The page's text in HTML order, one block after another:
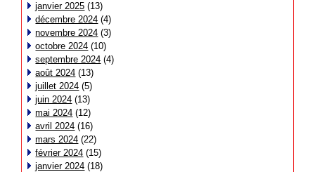
janvier 2025 (13)
décembre 2024 (4)
novembre 2024 (3)
octobre 2024 (10)
septembre 2024 (4)
août 2024 (13)
juillet 2024 (5)
juin 2024 (13)
mai 2024 (12)
avril 2024 (16)
mars 2024 (22)
février 2024 (15)
janvier 2024 (18)